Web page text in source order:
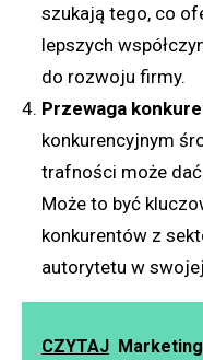
szukają tego, co
lepszych
do rozwoju firmy.
Przewaga
konkurencyjnym
trafności może
Może to być
konkurentów z
autorytetu w
CZYTAJ